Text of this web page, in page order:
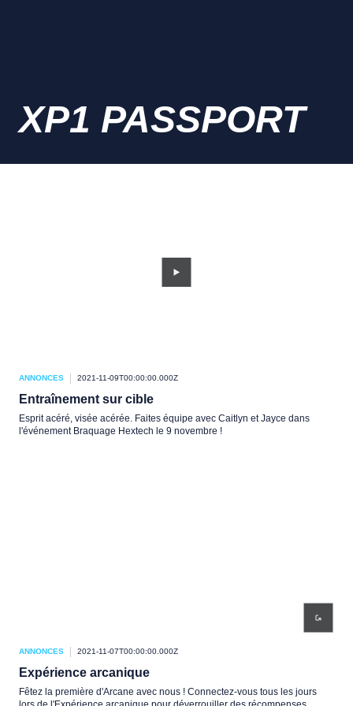
XP1 PASSPORT
ANNONCES 2021-11-09T00:00:00.000Z
Entraînement sur cible
Esprit acéré, visée acérée. Faites équipe avec Caitlyn et Jayce dans
l'événement Braquage Hextech le 9 novembre !
ANNONCES 2021-11-07T00:00:00.000Z
Expérience arcanique
Fêtez la première d'Arcane avec nous ! Connectez-vous tous les jours